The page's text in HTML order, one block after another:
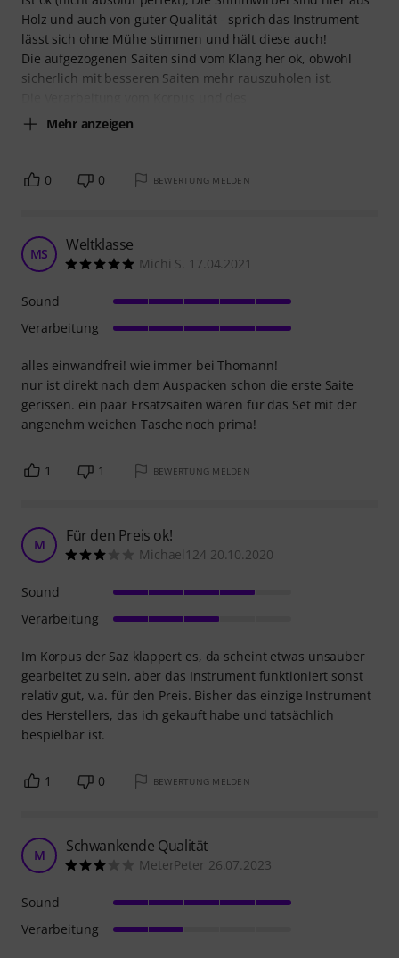
Holz und auch von guter Qualität - sprich das Instrument
lässt sich ohne Mühe stimmen und hält diese auch!
Die aufgezogenen Saiten sind vom Klang her ok, obwohl
sicherlich mit besseren Saiten mehr rauszuholen ist.
Mehr anzeigen
0 0 BEWERTUNG MELDEN
MS Weltklasse
Michi S. 17.04.2021
alles einwandfrei! wie immer bei Thomann!
nur ist direkt nach dem Auspacken schon die erste Saite
gerissen. ein paar Ersatzsaiten wären für das Set mit der
angenehm weichen Tasche noch prima!
Sound
Verarbeitung
1 1 BEWERTUNG MELDEN
M Für den Preis ok!
Michael124 20.10.2020
Im Korpus der Saz klappert es, da scheint etwas unsauber
gearbeitet zu sein, aber das Instrument funktioniert sonst
relativ gut, v.a. für den Preis. Bisher das einzige Instrument
des Herstellers, das ich gekauft habe und tatsächlich
bespielbar ist.
Sound
Verarbeitung
1 0 BEWERTUNG MELDEN
M Schwankende Qualität
MeterPeter 26.07.2023
Sound
Verarbeitung